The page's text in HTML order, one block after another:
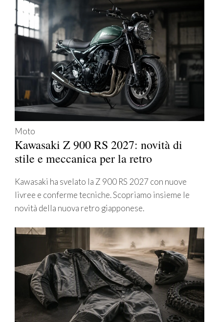
Moto
Kawasaki Z 900 RS 2027: novità di
stile e meccanica per la retro
Kawasaki ha svelato la Z 900 RS 2027 con nuove
livree e conferme tecniche. Scopriamo insieme le
novità della nuova retro giapponese.